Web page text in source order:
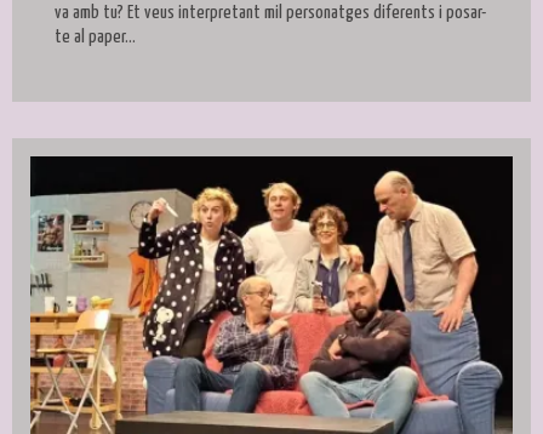
va amb tu? Et veus interpretant mil personatges diferents i posar-
te al paper...